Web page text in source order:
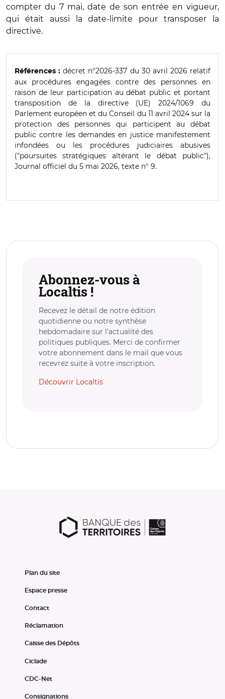
compter du 7 mai, date de son entrée en vigueur,
qui était aussi la date-limite pour transposer la
directive.
Références :décret n°2026-337 du 30 avril 2026 relatif
aux procédures engagées contre des personnes en
raison de leur participation au débat public et portant
transposition de la directive (UE) 2024/1069 du
Parlement européen et du Conseil du 11 avril 2024 sur la
protection des personnes qui participent au débat
public contre les demandes en justice manifestement
infondées ou les procédures judiciaires abusives
("poursuites stratégiques altérant le débat public"),
Journal officiel du 5 mai 2026, texte n° 9.
Abonnez-vous à
Localtis !
Recevez le détail de notre édition
quotidienne ou notre synthèse
hebdomadaire sur l’actualité des
politiques publiques. Merci de confirmer
votre abonnement dans le mail que vous
recevrez suite à votre inscription.
Découvrir Localtis
Plan du site
Espace presse
Contact
Réclamation
Caisse des Dépôts
Ciclade
CDC-Net
Consignations